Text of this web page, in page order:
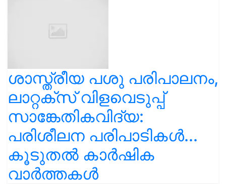
ശാസ്ത്രീയ പശു പരിപാലനം,
ലാറ്റക്സ് വിളവെടുപ്പ്
സാങ്കേതികവിദ്യ:
പരിശീലന പരിപാടികൾ...
കൂടുതൽ കാർഷിക
വാർത്തകൾ